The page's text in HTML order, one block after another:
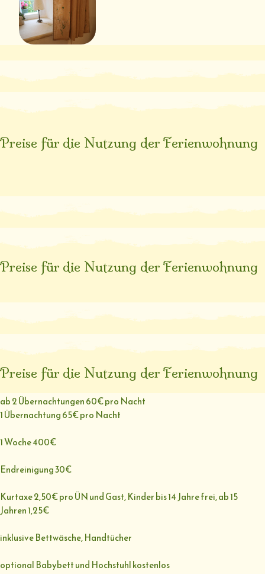
Preise für die Nutzung der Ferienwohnung
Preise für die Nutzung der Ferienwohnung
Preise für die Nutzung der Ferienwohnung
ab 2 Übernachtungen 60€ pro Nacht
1 Übernachtung 65€ pro Nacht
1 Woche 400€
Endreinigung 30€
Kurtaxe 2,50€ pro ÜN und Gast, Kinder bis 14 Jahre frei, ab 15
Jahren 1,25€
inklusive Bettwäsche, Handtücher
optional Babybett und Hochstuhl kostenlos